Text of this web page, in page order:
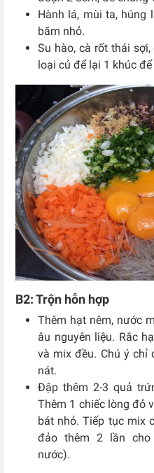
Hành lá, mùi ta, húng
băm nhỏ.
Su hào, cà rốt thái
loại củ để lại 1 khúc
B2: Trộn hỗn hợp
Thêm hạt nêm, nước
âu nguyên liệu. Rắc
và mix đều. Chú ý chỉ
nát.
Đập thêm 2-3 quả
Thêm 1 chiếc lòng đỏ
bát nhỏ. Tiếp tục mix
đảo thêm 2 lần
nước).